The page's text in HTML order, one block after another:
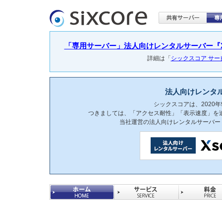
「専用サーバー」法人向けレンタルサーバー
詳細は「 シックスコア サ
法人向けレンタ
シックスコアは、2020
つきましては、「アクセス耐性」「表示速度」
当社運営の法人向けレンタルサーバー